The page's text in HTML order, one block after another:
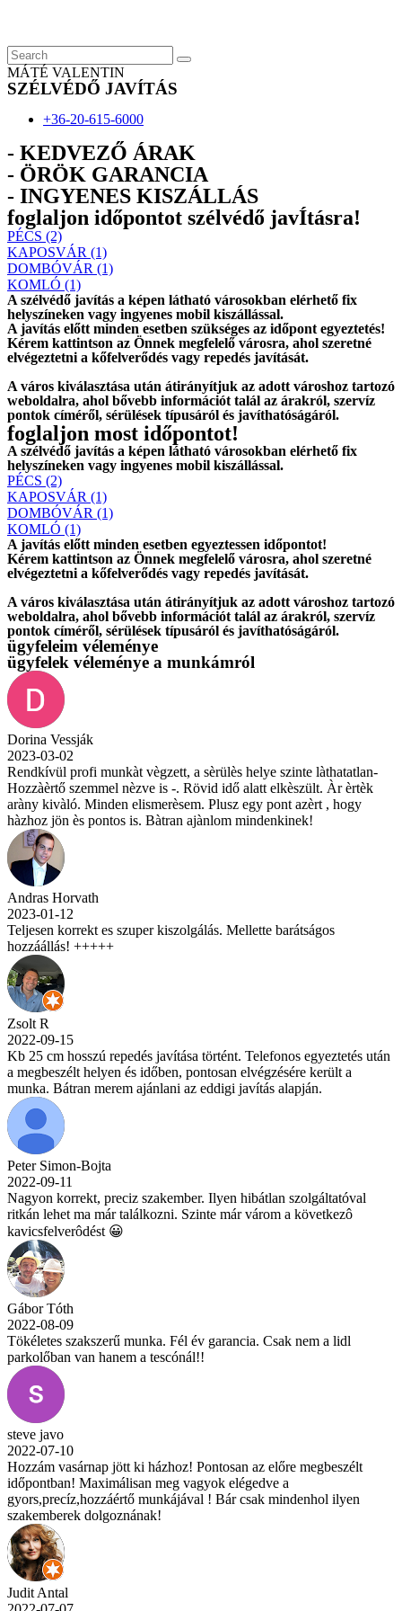
content
MÁTÉ VALENTIN
SZÉLVÉDŐ JAVÍTÁS
+36-20-615-6000
- KEDVEZŐ ÁRAK
- ÖRÖK GARANCIA
- INGYENES KISZÁLLÁS
foglaljon időpontot szélvédő javÍtásra!
PÉCS (2)
KAPOSVÁR (1)
DOMBÓVÁR (1)
KOMLÓ (1)
A szélvédő javítás a képen látható városokban elérhető fix
helyszíneken vagy ingyenes mobil kiszállással.
A javítás előtt minden esetben szükséges az időpont egyeztetés!
Kérem kattintson az Önnek megfelelő városra, ahol szeretné
elvégeztetni a kőfelverődés vagy repedés javítását.
A város kiválasztása után átirányítjuk az adott városhoz tartozó
weboldalra, ahol bővebb információt talál az árakról, szervíz
pontok címéről, sérülések típusáról és javíthatóságáról.
foglaljon most időpontot!
A szélvédő javítás a képen látható városokban elérhető fix
helyszíneken vagy ingyenes mobil kiszállással.
PÉCS (2)
KAPOSVÁR (1)
DOMBÓVÁR (1)
KOMLÓ (1)
A javítás előtt minden esetben egyeztessen időpontot!
Kérem kattintson az Önnek megfelelő városra, ahol szeretné
elvégeztetni a kőfelverődés vagy repedés javítását.
A város kiválasztása után átirányítjuk az adott városhoz tartozó
weboldalra, ahol bővebb információt talál az árakról, szervíz
pontok címéről, sérülések típusáról és javíthatóságáról.
ügyfeleim véleménye
ügyfelek véleménye a munkámról
Dorina Vessják
2023-03-02
Rendkívül profi munkàt vègzett, a sèrülès helye szinte làthatatlan-
Hozzàèrtő szemmel nèzve is -. Rövid idő alatt elkèszült. Àr èrtèk
aràny kivàló. Minden elismerèsem. Plusz egy pont azèrt , hogy
hàzhoz jön ès pontos is. Bàtran ajànlom mindenkinek!
Andras Horvath
2023-01-12
Teljesen korrekt es szuper kiszolgálás. Mellette barátságos
hozzáállás! +++++
Zsolt R
2022-09-15
Kb 25 cm hosszú repedés javítása történt. Telefonos egyeztetés után
a megbeszélt helyen és időben, pontosan elvégzésére került a
munka. Bátran merem ajánlani az eddigi javítás alapján.
Peter Simon-Bojta
2022-09-11
Nagyon korrekt, preciz szakember. Ilyen hibátlan szolgáltatóval
ritkán lehet ma már találkozni. Szinte már várom a következô
kavicsfelverôdést 😀
Gábor Tóth
2022-08-09
Tökéletes szakszerű munka. Fél év garancia. Csak nem a lidl
parkolőban van hanem a tescónál!!
steve javo
2022-07-10
Hozzám vasárnap jött ki házhoz! Pontosan az előre megbeszélt
időpontban! Maximálisan meg vagyok elégedve a
gyors,precíz,hozzáértő munkájával ! Bár csak mindenhol ilyen
szakemberek dolgoznának!
Judit Antal